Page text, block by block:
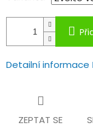
Detailní informace
ZEPTAT SE